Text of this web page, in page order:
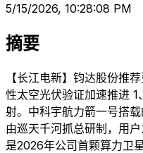
5/15/2026, 10:28:08 PM
摘要
【长江电新】钧达股份推
性太空光伏验证加速推进
射。中科宇航力箭一号搭
由巡天千河抓总研制，用
是2026年公司首颗算力卫